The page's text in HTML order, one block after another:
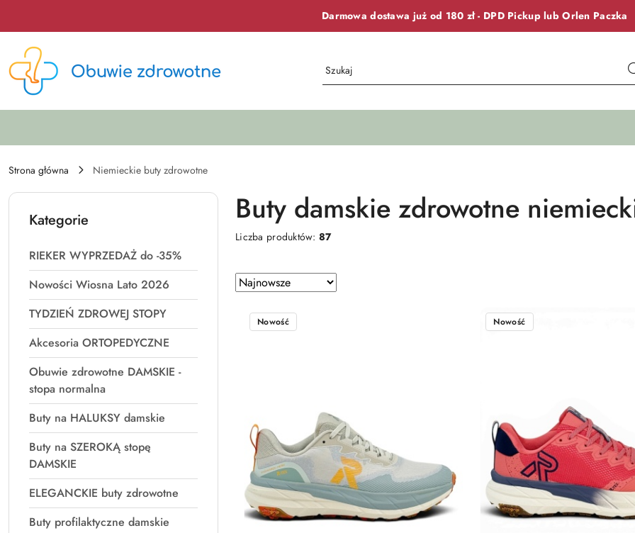
Darmowa dostawa już od 180 zł - DPD Pickup lubOrlen Paczka
Strona główna Niemieckie buty zdrowotne
Kategorie
RIEKER WYPRZEDAŻ do -35%
Nowości Wiosna Lato 2026
TYDZIEŃ ZDROWEJ STOPY
Akcesoria ORTOPEDYCZNE
Obuwie zdrowotne DAMSKIE -
stopa normalna
Buty na HALUKSY damskie
Buty na SZEROKĄ stopę
DAMSKIE
ELEGANCKIE buty zdrowotne
Buty profilaktyczne damskie
Buty damskie zdrowotne
Liczba produktów:87
Zastosowano
sortowanie:
Najnowsze.
Sortuj
według
Nowość Nowość